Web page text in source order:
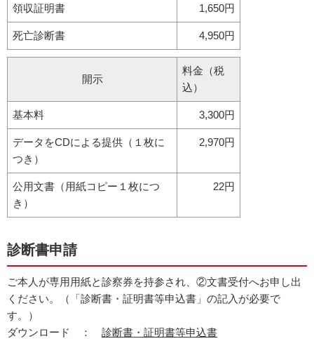
領収証明書 1,650円
死亡診断書 4,950円
開示
料金（税
込）
基本料 3,300円
データをCDによる提供（１枚に
つき）
2,970円
公用文書（用紙コピー１枚につ
き）
22円
診断書申請
ご本人が専用用紙と診察券を持参され、②文書受付へお申し出
ください。（「診断書・証明書等申込書」の記入が必要で
す。）
ダウンロード ： 診断書・証明書等申込書